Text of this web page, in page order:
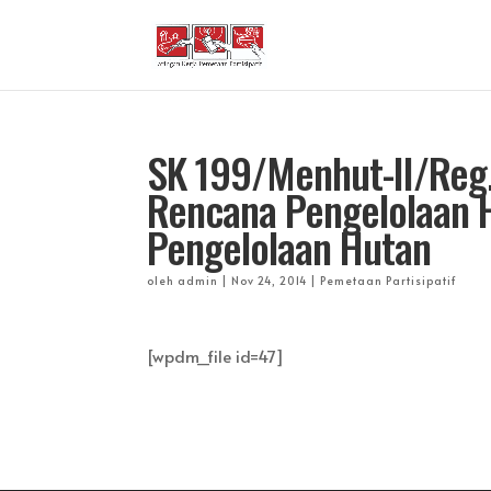
SK 199/Menhut-II/
Rencana Pengelolaan
Pengelolaan Hutan
oleh admin |Nov 24, 2014 |Pemetaan Partisipatif
[wpdm_file id=47]